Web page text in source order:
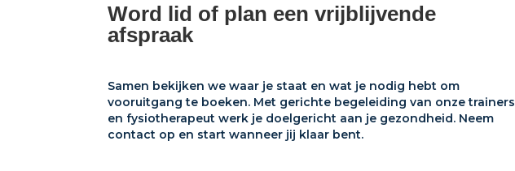
Word lid of plan een vrijblijvende
afspraak
Samen bekijken we waar je staat en wat je nodig hebt om
vooruitgang te boeken. Met gerichte begeleiding van onze trainers
en fysiotherapeut werk je doelgericht aan je gezondheid. Neem
contact op en start wanneer jij klaar bent.